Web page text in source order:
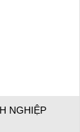
NGHIỆP